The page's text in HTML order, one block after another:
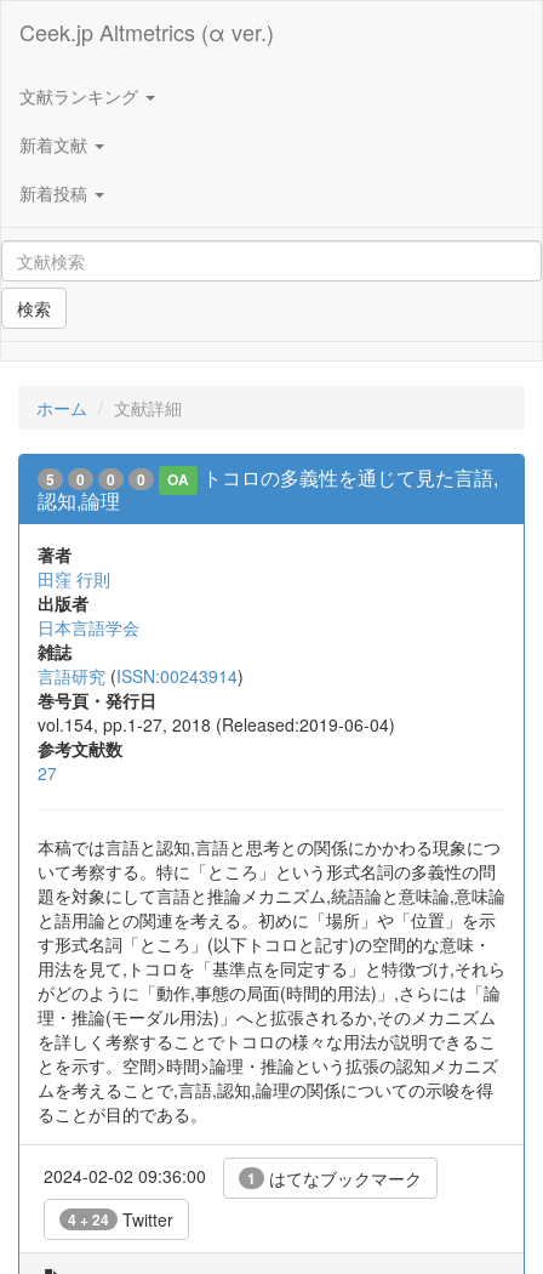
Ceek.jp Altmetrics (α ver.)
文献ランキング
新着文献
新着投稿
検索
ホーム 文献詳細
5 0 0 0 OA
トコロの多義性を通じて見た言語,
認知,論理
著者
田窪 行則
出版者
日本言語学会
雑誌
言語研究 (ISSN:00243914)
巻号頁・発行日
vol.154, pp.1-27, 2018 (Released:2019-06-04)
参考文献数
27
本稿では言語と認知,言語と思考との関係にかかわる現象につ
いて考察する。特に「ところ」という形式名詞の多義性の問
題を対象にして言語と推論メカニズム,統語論と意味論,意味論
と語用論との関連を考える。初めに「場所」や「位置」を示
す形式名詞「ところ」(以下トコロと記す)の空間的な意味・
用法を見て,トコロを「基準点を同定する」と特徴づけ,それら
がどのように「動作,事態の局面(時間的用法)」,さらには「論
理・推論(モーダル用法)」へと拡張されるか,そのメカニズム
を詳しく考察することでトコロの様々な用法が説明できるこ
とを示す。空間>時間>論理・推論という拡張の認知メカニズ
ムを考えることで,言語,認知,論理の関係についての示唆を得
ることが目的である。
2024-02-02 09:36:00 1 はてなブックマーク
4 + 24 Twitter